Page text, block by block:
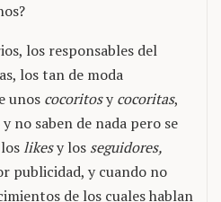
los responsables del
los tan de moda
unos cocoritosycocoritas,
no saben de nada pero se
likesy los seguidores,
publicidad, y cuando no
de los cuales hablan